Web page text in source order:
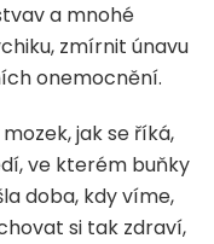
a mnohé
zmírnit únavu
onemocnění.
jak se říká,
ve kterém buňky
doba, kdy víme,
si tak zdraví,